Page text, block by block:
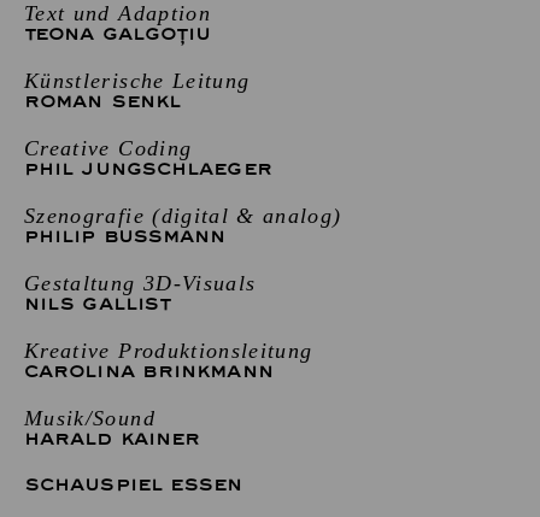
Text und Adaption
TEONA GALGOȚIU
Künstlerische Leitung
ROMAN SENKL
Creative Coding
PHIL JUNGSCHLAEGER
Szenografie (digital & analog)
PHILIP BUSSMANN
Gestaltung 3D-Visuals
NILS GALLIST
Kreative Produktionsleitung
CAROLINA BRINKMANN
Musik/Sound
HARALD KAINER
SCHAUSPIEL ESSEN